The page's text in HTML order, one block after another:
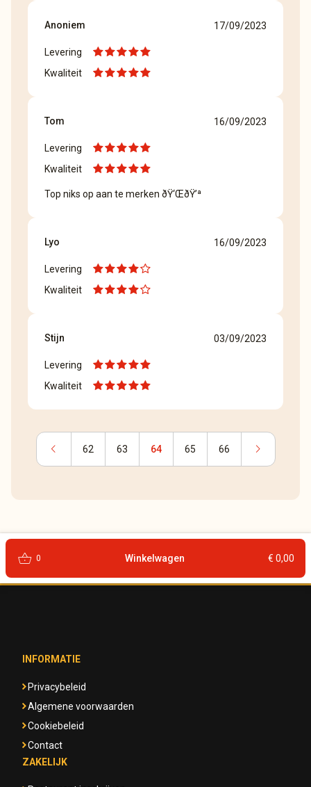
Anoniem 17/09/2023
Levering
Kwaliteit
Tom 16/09/2023
Levering
Kwaliteit
Top niks op aan te merken ðŸ‘ŒðŸ’ª
Lyo 16/09/2023
Levering
Kwaliteit
Stijn 03/09/2023
Levering
Kwaliteit
chevron_left 62 63 64 65 66 chevron_right
shopping_basket 0 Winkelwagen € 0,00
INFORMATIE
Privacybeleid
Algemene voorwaarden
Cookiebeleid
Contact
ZAKELIJK